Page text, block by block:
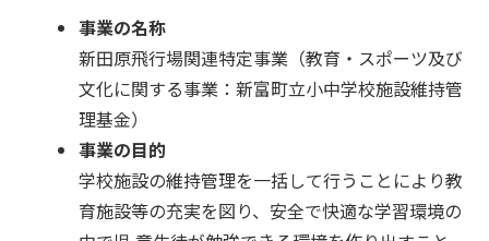
事業の名称
新田原飛行場関連特定事業（教育・スポーツ及び
文化に関する事業：新富町立小中学校施設維持管
理基金）
事業の目的
学校施設の維持管理を一括して行うことにより教
育施設等の充実を図り、安全で快適な学習環境の